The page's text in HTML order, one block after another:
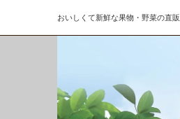
おいしくて新鮮な果物・野菜の直販